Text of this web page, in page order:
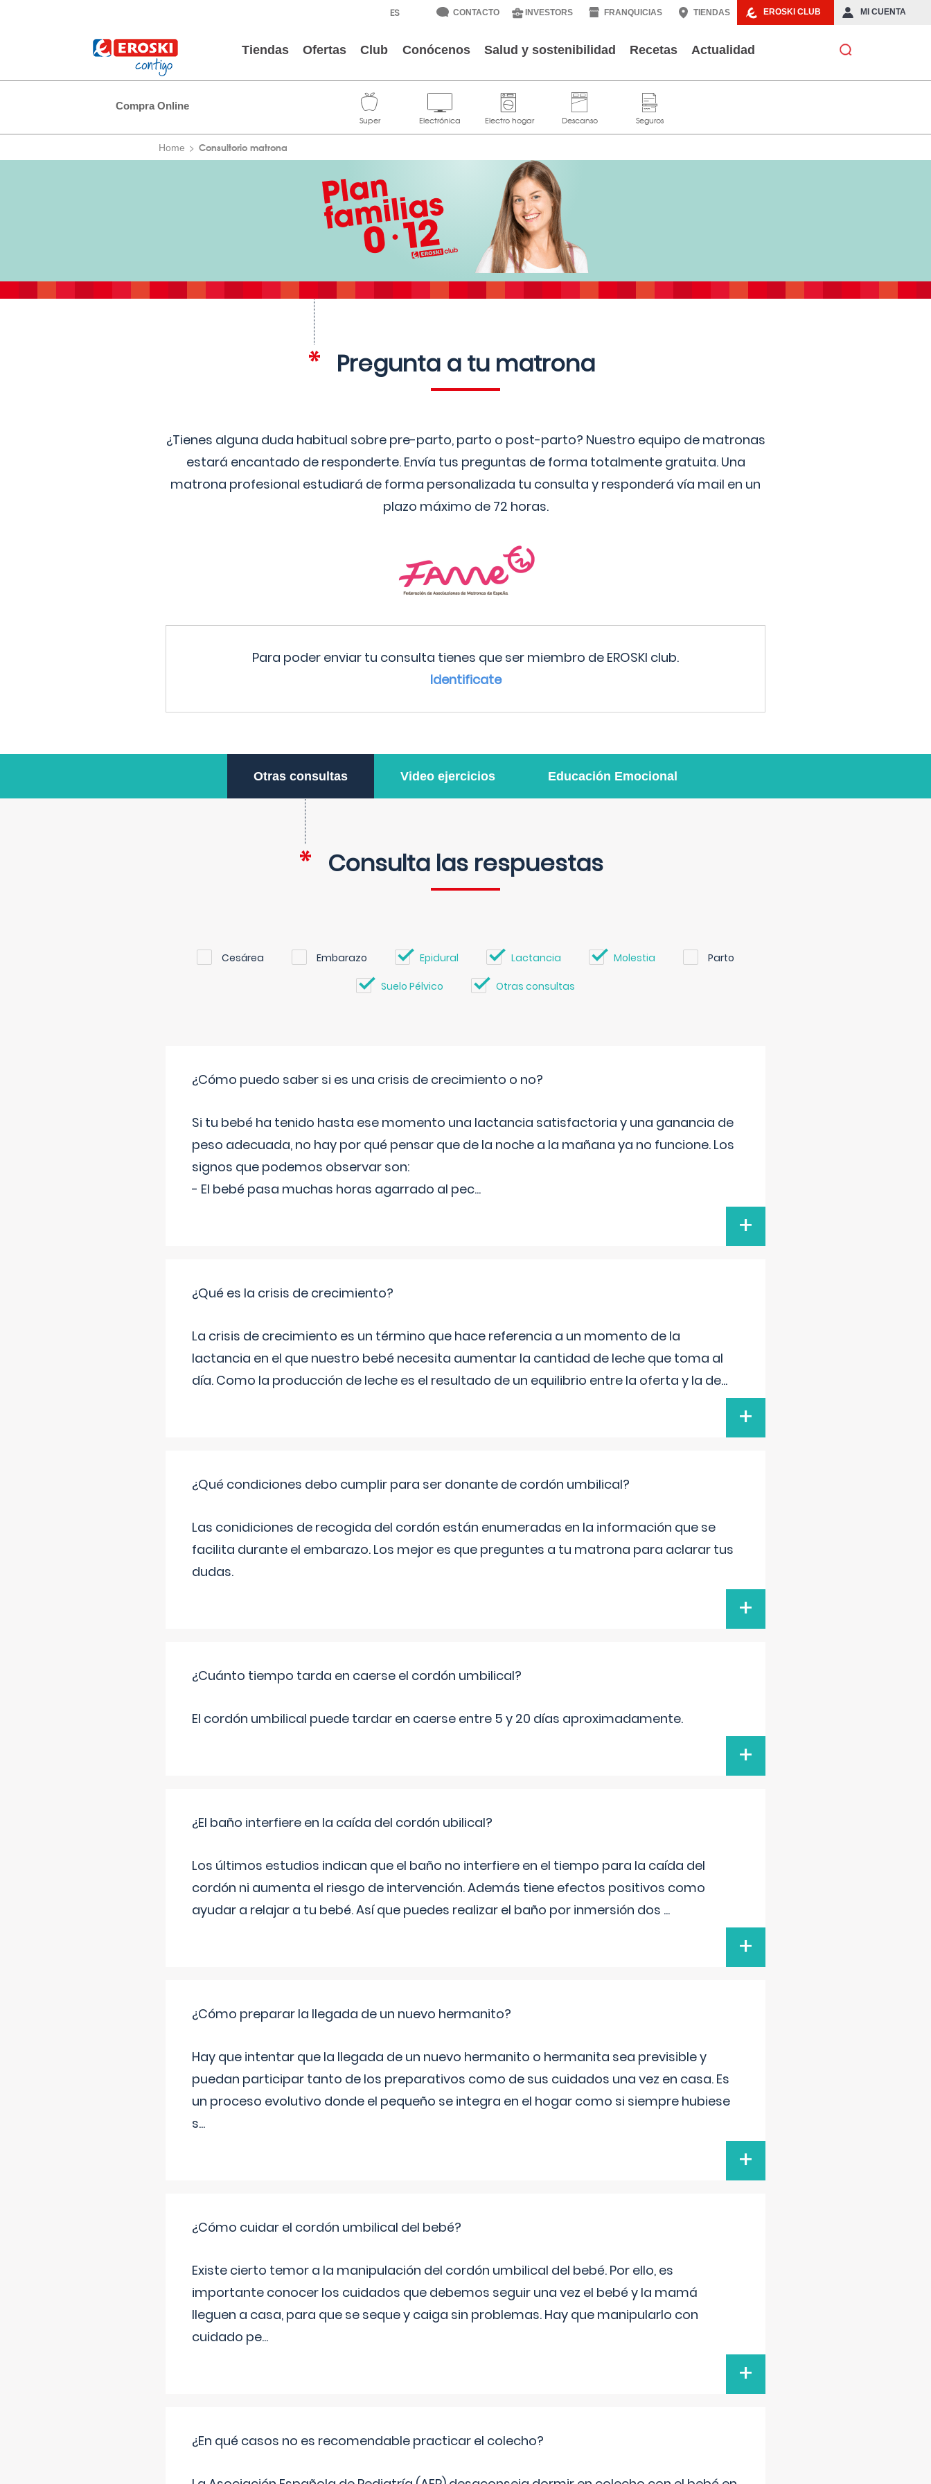
EROSKI CLUB MI CUENTA
CONTACTO INVESTORS FRANQUICIAS TIENDAS
Tiendas Ofertas Club Conócenos Salud y sostenibilidad Recetas Actualidad
Compra Online
Home Consultorio matrona
Pregunta a tu matrona
¿Tienes alguna duda habitual sobre pre-parto, parto o post-parto? Nuestro equipo de matronas
estará encantado de responderte. Envía tus preguntas de forma totalmente gratuita. Una
matrona profesional estudiará de forma personalizada tu consulta y responderá vía mail en un
plazo máximo de 72 horas.
Para poder enviar tu consulta tienes que ser miembro de EROSKI club.
Identificate
Otras consultas Video ejercicios Educación Emocional
Consulta las respuestas
Cesárea Embarazo Epidural Lactancia Molestia Parto
Suelo Pélvico Otras consultas
¿Cómo puedo saber si es una crisis de crecimiento o no?
Si tu bebé ha tenido hasta ese momento una lactancia satisfactoria y una ganancia de
peso adecuada, no hay por qué pensar que de la noche a la mañana ya no funcione. Los
signos que podemos observar son:
- El bebé pasa muchas horas agarrado al pec...
+
¿Qué es la crisis de crecimiento?
La crisis de crecimiento es un término que hace referencia a un momento de la
lactancia en el que nuestro bebé necesita aumentar la cantidad de leche que toma al
día. Como la producción de leche es el resultado de un equilibrio entre la oferta y la de...
+
¿Qué condiciones debo cumplir para ser donante de cordón umbilical?
Las conidiciones de recogida del cordón están enumeradas en la información que se
facilita durante el embarazo. Los mejor es que preguntes a tu matrona para aclarar tus
dudas.
+
¿Cuánto tiempo tarda en caerse el cordón umbilical?
El cordón umbilical puede tardar en caerse entre 5 y 20 días aproximadamente.
+
¿El baño interfiere en la caída del cordón ubilical?
Los últimos estudios indican que el baño no interfiere en el tiempo para la caída del
cordón ni aumenta el riesgo de intervención. Además tiene efectos positivos como
ayudar a relajar a tu bebé. Así que puedes realizar el baño por inmersión dos ...
+
¿Cómo preparar la llegada de un nuevo hermanito?
Hay que intentar que la llegada de un nuevo hermanito o hermanita sea previsible y
puedan participar tanto de los preparativos como de sus cuidados una vez en casa. Es
un proceso evolutivo donde el pequeño se integra en el hogar como si siempre hubiese
s...
+
¿Cómo cuidar el cordón umbilical del bebé?
Existe cierto temor a la manipulación del cordón umbilical del bebé. Por ello, es
importante conocer los cuidados que debemos seguir una vez el bebé y la mamá
lleguen a casa, para que se seque y caiga sin problemas. Hay que manipularlo con
cuidado pe...
+
¿En qué casos no es recomendable practicar el colecho?